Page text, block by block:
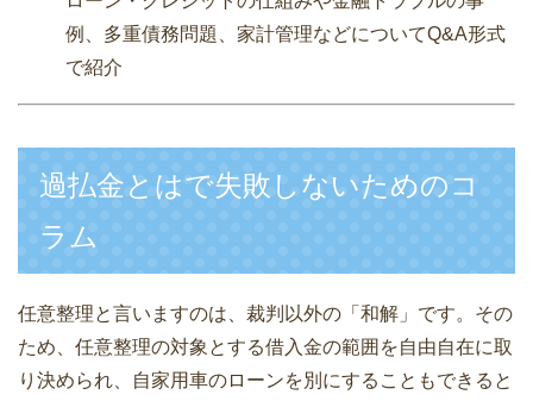
例、多重債務問題、家計管理などについてQ&A形式
で紹介
過払金とはで失敗しないためのコ
ラム
任意整理と言いますのは、裁判以外の「和解」です。その
ため、任意整理の対象とする借入金の範囲を自由自在に取
り決められ、自家用車のローンを別にすることもできると